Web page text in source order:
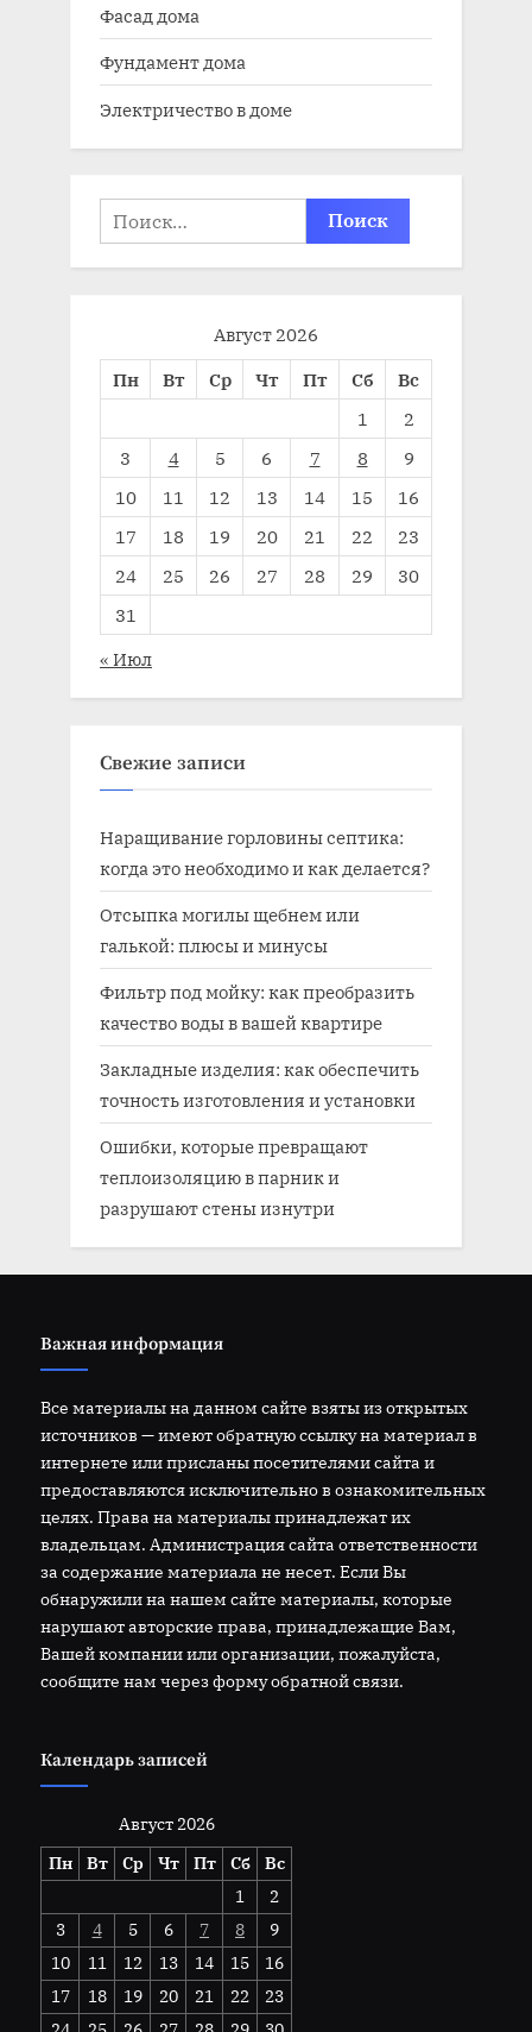
Фасад дома
Фундамент дома
Электричество в доме
Найти:
Август 2026
Пн
Вт Ср Чт Пт Сб
Вс
1
2
3
4 5 6 7 8
9
10
11 12 13 14 15
16
17
18 19 20 21 22
23
24
25 26 27 28 29
30
31
« Июл
Свежие записи
Наращивание горловины септика:
когда это необходимо и как делается?
Отсыпка могилы щебнем или
галькой: плюсы и минусы
Фильтр под мойку: как преобразить
качество воды в вашей квартире
Закладные изделия: как обеспечить
точность изготовления и установки
Ошибки, которые превращают
теплоизоляцию в парник и
разрушают стены изнутри
Важная информация
Все материалы на данном сайте взяты из открытых
источников — имеют обратную ссылку на материал в
интернете или присланы посетителями сайта и
предоставляются исключительно в ознакомительных
целях. Права на материалы принадлежат их
владельцам. Администрация сайта ответственности
за содержание материала не несет. Если Вы
обнаружили на нашем сайте материалы, которые
нарушают авторские права, принадлежащие Вам,
Вашей компании или организации, пожалуйста,
сообщите нам через форму обратной связи.
Календарь записей
Август 2026
Пн
Вт Ср Чт Пт Сб
Вс
1
2
3
4 5 6 7 8
9
10
11 12 13 14 15
16
17
18 19 20 21 22
23